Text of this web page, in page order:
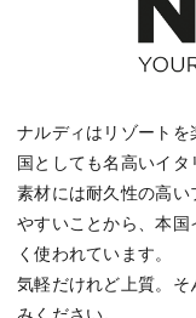
ナルディはリゾート
国としても名高いイタ
素材には耐久性の高
やすいことから、本
く使われています。
気軽だけれど上質。そ